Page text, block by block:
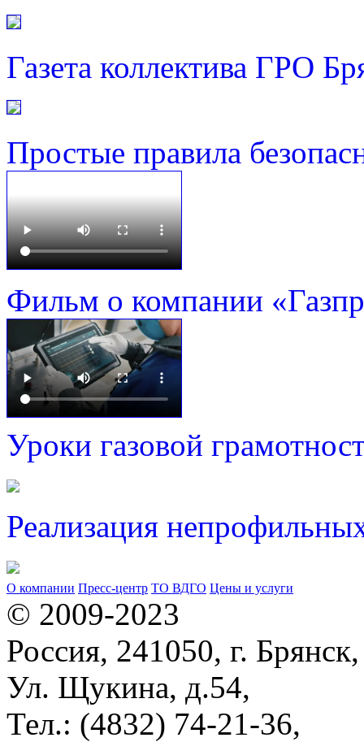
Газета коллектива ГРО
Простые правила
Фильм о компании
Уроки газовой
Реализация
О компании Пресс-центр ТО ВДГО Цены и услуги
© 2009-2023
Россия, 241050, г. Брянск,
Ул. Щукина, д.54,
Тел.: (4832) 74-21-36,